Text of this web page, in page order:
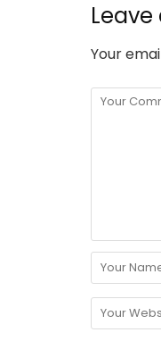
Leave
Your